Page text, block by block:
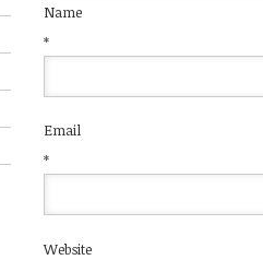
Name
*
Email
*
Website